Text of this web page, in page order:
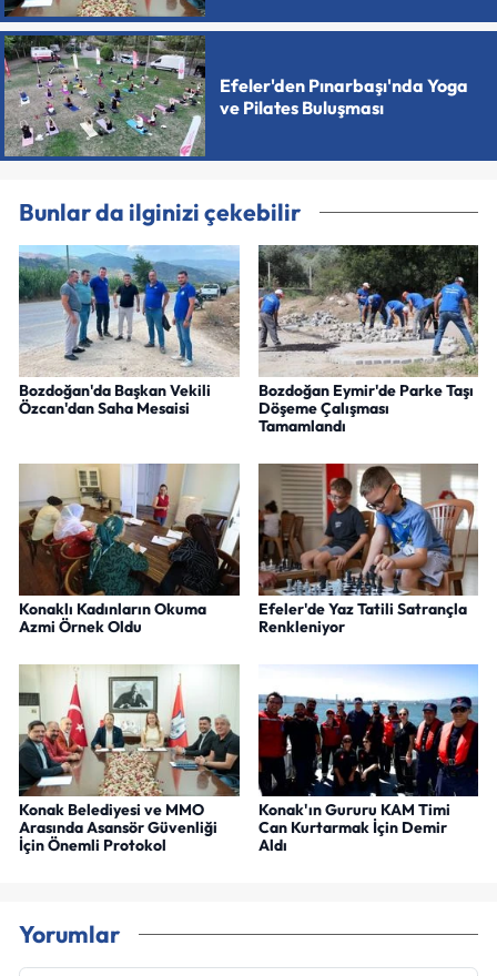
Efeler'den Pınarbaşı'nda Yoga
ve Pilates Buluşması
Bunlar da ilginizi çekebilir
Bozdoğan'da Başkan Vekili
Özcan'dan Saha Mesaisi
Bozdoğan Eymir'de Parke Taşı
Döşeme Çalışması
Tamamlandı
Konaklı Kadınların Okuma
Azmi Örnek Oldu
Efeler'de Yaz Tatili Satrançla
Renkleniyor
Konak Belediyesi ve MMO
Arasında Asansör Güvenliği
İçin Önemli Protokol
Konak'ın Gururu KAM Timi
Can Kurtarmak İçin Demir
Aldı
Yorumlar